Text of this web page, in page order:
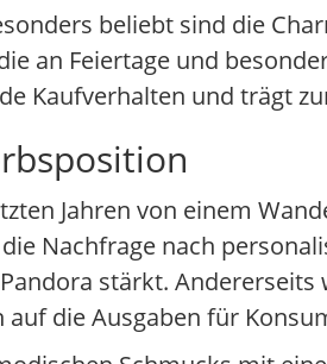
beliebt sind die
an Feiertage und
Kaufverhalten und trägt
Jahren von einem
Nachfrage nach
stärkt.
die Ausgaben für